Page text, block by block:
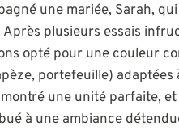
une mariée, Sarah,
Après plusieurs essais
opté pour une couleur
portefeuille)
une unité parfaite,
à une ambiance